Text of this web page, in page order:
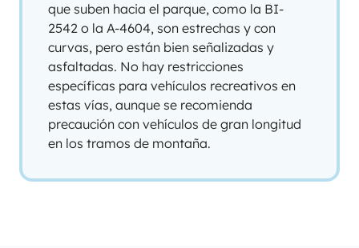
que suben hacia el parque, como la BI-
2542 o la A-4604, son estrechas y con
curvas, pero están bien señalizadas y
asfaltadas. No hay restricciones
específicas para vehículos recreativos en
estas vías, aunque se recomienda
precaución con vehículos de gran longitud
en los tramos de montaña.